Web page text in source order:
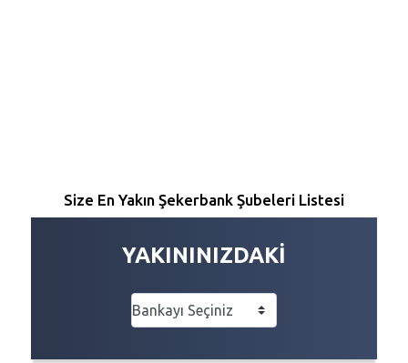
Size En Yakın Şekerbank Şubeleri Listesi
YAKININIZDAKİ